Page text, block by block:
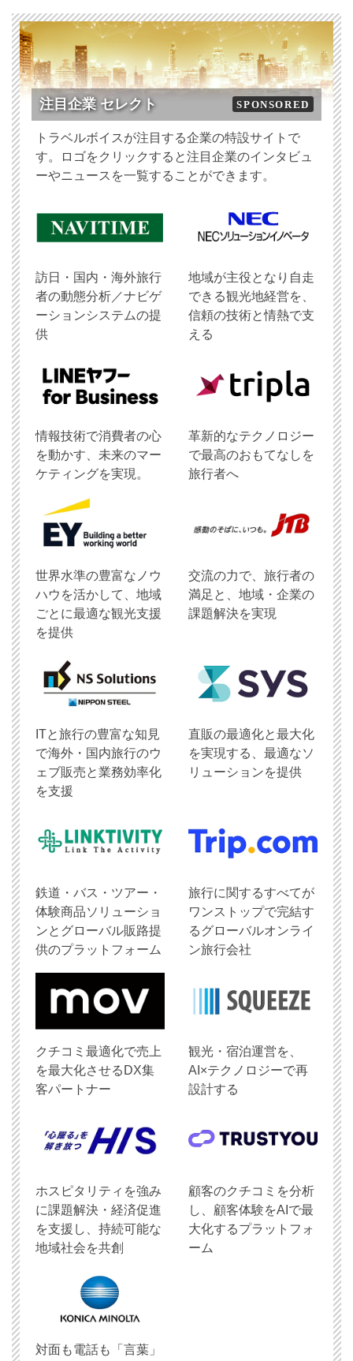
注目企業 セレクト SPONSORED
トラベルボイスが注目する企業の特設サイトで
す。ロゴをクリックすると注目企業のインタビュ
ーやニュースを一覧することができます。
訪日・国内・海外旅行
者の動態分析／ナビゲ
ーションシステムの提
供
地域が主役となり自走
できる観光地経営を、
信頼の技術と情熱で支
える
情報技術で消費者の心
を動かす、未来のマー
ケティングを実現。
革新的なテクノロジー
で最高のおもてなしを
旅行者へ
世界水準の豊富なノウ
ハウを活かして、地域
ごとに最適な観光支援
を提供
交流の力で、旅行者の
満足と、地域・企業の
課題解決を実現
ITと旅行の豊富な知見
で海外・国内旅行のウ
ェブ販売と業務効率化
を支援
直販の最適化と最大化
を実現する、最適なソ
リューションを提供
鉄道・バス・ツアー・
体験商品ソリューショ
ンとグローバル販路提
供のプラットフォーム
旅行に関するすべてが
ワンストップで完結す
るグローバルオンライ
ン旅行会社
クチコミ最適化で売上
を最大化させるDX集
客パートナー
観光・宿泊運営を、
AI×テクノロジーで再
設計する
ホスピタリティを強み
に課題解決・経済促進
を支援し、持続可能な
地域社会を共創
顧客のクチコミを分析
し、顧客体験をAIで最
大化するプラットフォ
ーム
対面も電話も「言葉」